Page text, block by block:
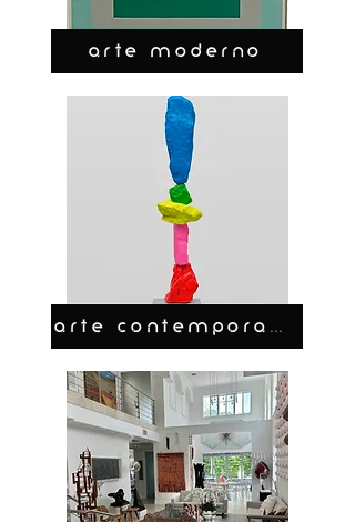
ARTE MODERNO
ARTE CONTEMPORANEO